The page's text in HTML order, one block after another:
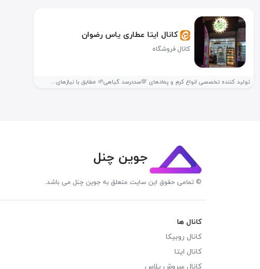
کانال ایتا عطاری یاس رضوان
کانال فروشگاه
تولید کننده تخصصی انواع کرم و پمادهای 💯صددرصد گیاهی🌱 مطابق با نیازهای...
جوین چنل
© تمامی حقوق این سایت متعلق به جوین چنل می باشد.
کانال ها
کانال روبیکا
کانال ایتا
کانال سروش پلاس